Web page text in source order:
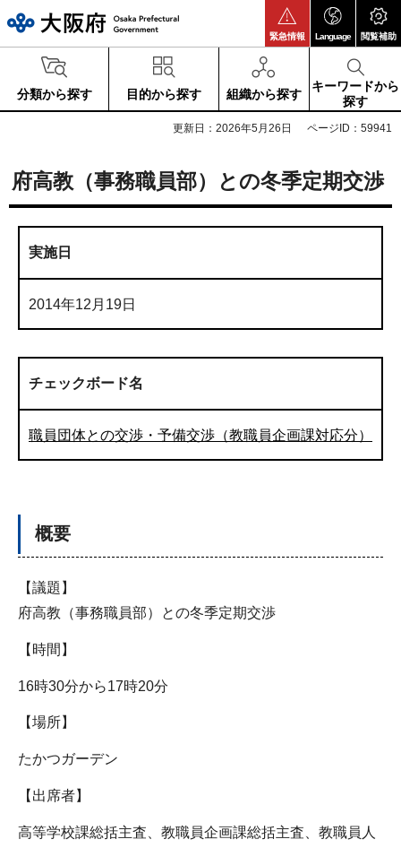
緊急情報 Language 閲覧補助
分類から探す 目的から探す 組織から探す
キーワードから
探す
更新日：2026年5月26日 ページID：59941
府高教（事務職員部）との冬季定期交渉
実施日
2014年12月19日
チェックボード名
職員団体との交渉・予備交渉（教職員企画課対応分）
概要
【議題】
府高教（事務職員部）との冬季定期交渉
【時間】
16時30分から17時20分
【場所】
たかつガーデン
【出席者】
高等学校課総括主査、教職員企画課総括主査、教職員人